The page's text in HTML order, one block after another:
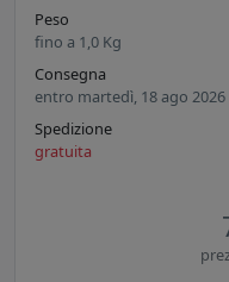
Peso
fino a 1,0 Kg
Consegna
entro martedì, 18 ago 2026
Spedizione
gratuita